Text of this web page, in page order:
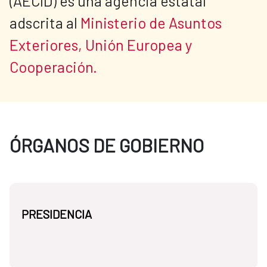
adscrita al Ministerio de Asuntos
Exteriores, Unión Europea y
Cooperación.
ÓRGANOS DE GOBIERNO
PRESIDENCIA